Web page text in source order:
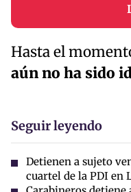
Hasta el
aún no ha sido
Seguir leyendo
Detienen a sujeto
cuartel de la PDI en